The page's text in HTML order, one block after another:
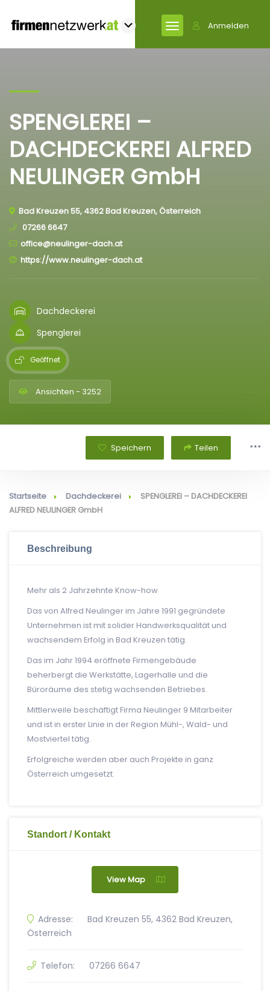
Anmelden
SPENGLEREI –
DACHDECKEREI ALFRED
NEULINGER GmbH
Bad Kreuzen 55, 4362 Bad Kreuzen, Österreich
07266 6647
office@neulinger-dach.at
https://www.neulinger-dach.at
Dachdeckerei
Spenglerei
Geöffnet
Ansichten - 3252
Speichern Teilen
Startseite Dachdeckerei
SPENGLEREI – DACHDECKEREI
ALFRED NEULINGER GmbH
Beschreibung
Mehr als 2 Jahrzehnte Know-how
Das von Alfred Neulinger im Jahre 1991 gegründete
Unternehmen ist mit solider Handwerksqualität und
wachsendem Erfolg in Bad Kreuzen tätig.
Das im Jahr 1994 eröffnete Firmengebäude
beherbergt die Werkstätte, Lagerhalle und die
Büroräume des stetig wachsenden Betriebes.
Mittlerweile beschäftigt Firma Neulinger 9 Mitarbeiter
und ist in erster Linie in der Region Mühl-, Wald- und
Mostviertel tätig.
Erfolgreiche werden aber auch Projekte in ganz
Österreich umgesetzt.
Standort / Kontakt
View Map
Adresse:
Bad Kreuzen 55, 4362 Bad Kreuzen,
Österreich
Telefon: 07266 6647